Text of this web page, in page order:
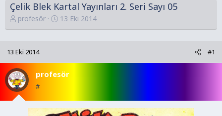
Çelik Blek Kartal Yayınları 2. Seri Sayı 05
K
o
u
y
u
B
a
profesör
B
a
a
n
13 Eki 2014
13 Eki 2014 #1
profesör
#